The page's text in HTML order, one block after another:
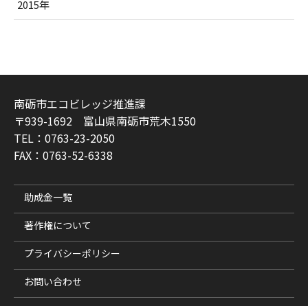
2015年
南砺市エコビレッジ推進課
〒939-1692 富山県南砺市荒木1550
TEL：0763-23-2050
FAX：0763-52-6338
助成金一覧
著作権について
プライバシーポリシー
お問い合わせ